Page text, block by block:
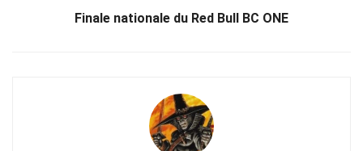
Finale nationale du Red Bull BC ONE